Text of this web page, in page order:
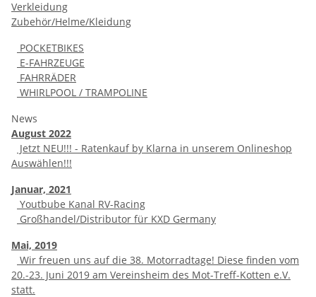
Verkleidung
Zubehör/Helme/Kleidung
POCKETBIKES
E-FAHRZEUGE
FAHRRÄDER
WHIRLPOOL / TRAMPOLINE
News
August 2022
Jetzt NEU!!! - Ratenkauf by Klarna in unserem Onlineshop
Auswählen!!!
Januar, 2021
Youtbube Kanal RV-Racing
Großhandel/Distributor für KXD Germany
Mai, 2019
Wir freuen uns auf die 38. Motorradtage! Diese finden vom
20.-23. Juni 2019 am Vereinsheim des Mot-Treff-Kotten e.V.
statt.